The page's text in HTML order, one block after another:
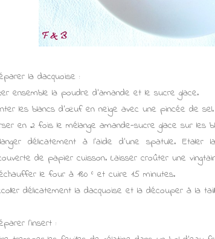
la dacquoise :
ensemble la poudre d'amande et le sucre glace.
les blancs d'œuf en neige avec une pincée de
en 2 fois le mélange amande-sucre glace sur les
délicatement à l'aide d'une spatule.
de papier cuisson. Laisser croûter une
le four à 180 ° et cuire 15 minutes.
délicatement la dacquoise et la découper à la
l'insert :